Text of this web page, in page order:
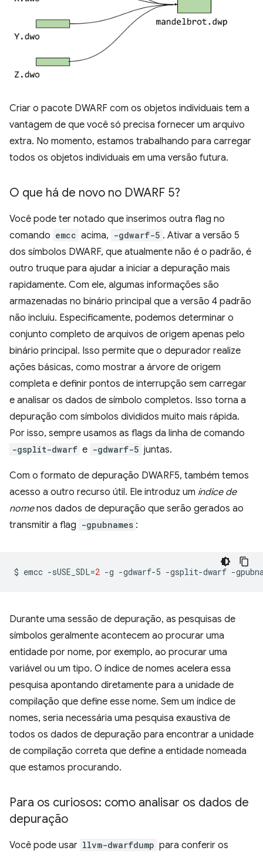
Criar o pacote DWARF com os objetos individuais tem a
vantagem de que você só precisa fornecer um arquivo
extra. No momento, estamos trabalhando para carregar
todos os objetos individuais em uma versão futura.
O que há de novo no DWARF 5?
Você pode ter notado que inserimos outra flag no
comando emcc acima, -gdwarf-5 . Ativar a versão 5
dos símbolos DWARF, que atualmente não é o padrão, é
outro truque para ajudar a iniciar a depuração mais
rapidamente. Com ele, algumas informações são
armazenadas no binário principal que a versão 4 padrão
não incluiu. Especificamente, podemos determinar o
conjunto completo de arquivos de origem apenas pelo
binário principal. Isso permite que o depurador realize
ações básicas, como mostrar a árvore de origem
completa e definir pontos de interrupção sem carregar
e analisar os dados de símbolo completos. Isso torna a
depuração com símbolos divididos muito mais rápida.
Por isso, sempre usamos as flags da linha de comando
-gsplit-dwarf e -gdwarf-5 juntas.
Com o formato de depuração DWARF5, também temos
acesso a outro recurso útil. Ele introduz um índice de
nomenos dados de depuração que serão gerados ao
transmitir a flag -gpubnames :
$ emcc -sUSE_SDL=2 -g -gdwarf-5 -gsplit-dwarf -
Durante uma sessão de depuração, as pesquisas de
símbolos geralmente acontecem ao procurar uma
entidade por nome, por exemplo, ao procurar uma
variável ou um tipo. O índice de nomes acelera essa
pesquisa apontando diretamente para a unidade de
compilação que define esse nome. Sem um índice de
nomes, seria necessária uma pesquisa exaustiva de
todos os dados de depuração para encontrar a unidade
de compilação correta que define a entidade nomeada
que estamos procurando.
Para os curiosos: como analisar os dados de
depuração
Você pode usar llvm-dwarfdump para conferir os